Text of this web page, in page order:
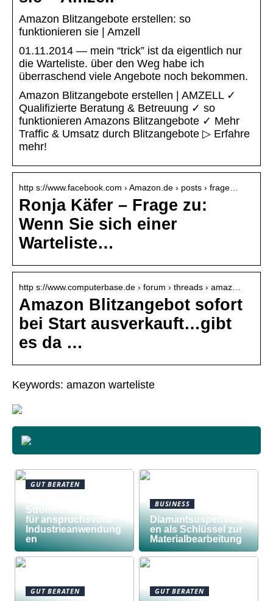
Amazon Blitzangebote erstellen: so
funktionieren sie | Amzell
01.11.2014 — mein “trick” ist da eigentlich nur
die Warteliste. über den Weg habe ich
überraschend viele Angebote noch bekommen.
Amazon Blitzangebote erstellen | AMZELL ✓
Qualifizierte Beratung & Betreuung ✓ so
funktionieren Amazons Blitzangebote ✓ Mehr
Traffic & Umsatz durch Blitzangebote ▷ Erfahre
mehr!
http s://www.facebook.com › Amazon.de › posts › frage…
Ronja Käfer – Frage zu:
Wenn Sie sich einer
Warteliste…
http s://www.computerbase.de › forum › threads › amaz…
Amazon Blitzangebot sofort
bei Start ausverkauft…gibt
es da …
Keywords: amazon warteliste
GUT BERATEN
Stromversorgungen
für anspruchsvolle
Industrieanwendung
en
BUSINESS
Diamantsuspension
en als Schlüssel zur
Materialbearbeitung
GUT BERATEN GUT BERATEN